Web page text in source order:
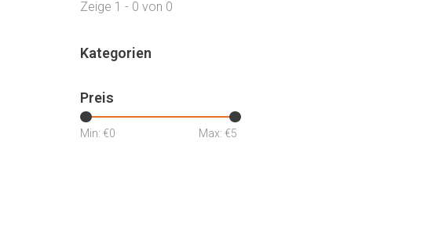
Zeige 1 - 0 von 0
Kategorien
Preis
Min: €0 Max: €5